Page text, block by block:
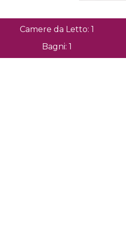
Camere da Letto: 1
Bagni: 1